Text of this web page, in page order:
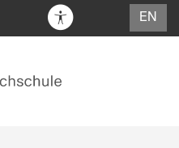
EN